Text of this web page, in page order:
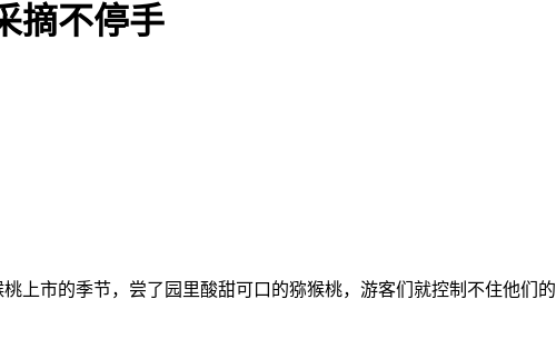
摘不停手
上市的季节，尝了园里酸甜可口的猕猴桃，游客们就控制不住他们